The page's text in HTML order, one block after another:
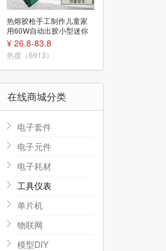
热熔胶枪手工制作儿童家
用60W自动出胶小型迷你
热熔胶条11mm胶棒
¥ 26.8-83.8
热度（6913）
在线商城分类
电子套件
电子元件
电子耗材
工具仪表
单片机
物联网
模型DIY